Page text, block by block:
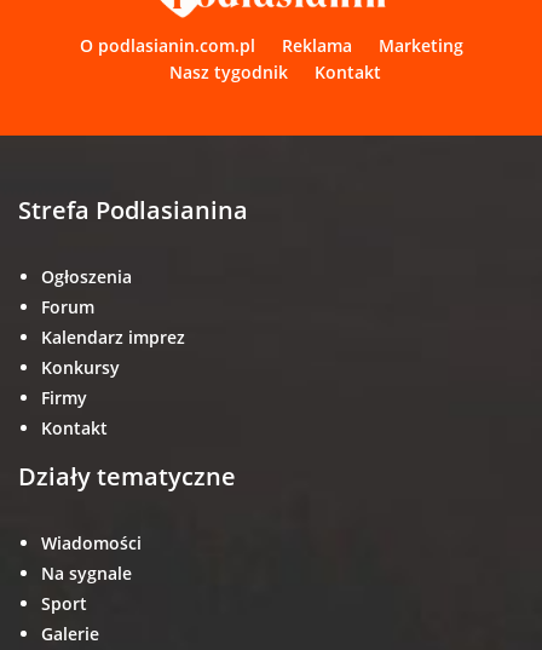
O podlasianin.com.pl Reklama
Marketing
Nasz tygodnik
Kontakt
Strefa Podlasianina
Ogłoszenia
Forum
Kalendarz imprez
Konkursy
Firmy
Kontakt
Działy tematyczne
Wiadomości
Na sygnale
Sport
Galerie